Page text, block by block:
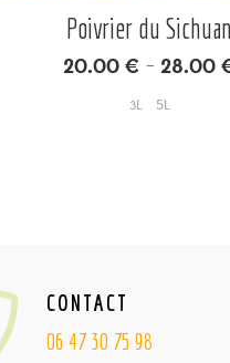
Poivrier du Sichuan
20.00 € – 28.00
3L 5L
CONTACT
06 47 30 75 98